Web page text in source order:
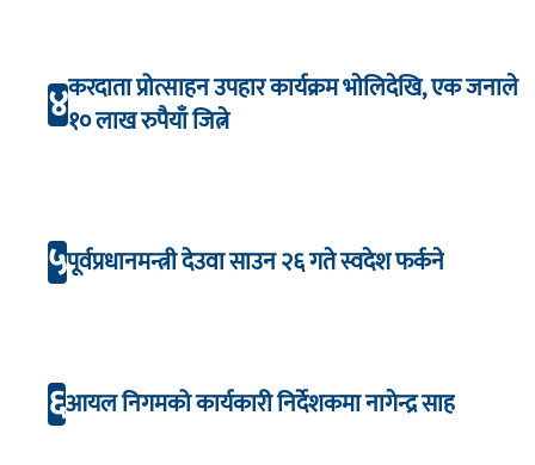
४करदाता प्रोत्साहन उपहार कार्यक्रम भाेलिदेखि, एक जनाले
१० लाख रुपैयाँ जित्ने
५पूर्वप्रधानमन्त्री देउवा साउन २६ गते स्वदेश फर्कने
६आयल निगमको कार्यकारी निर्देशकमा नागेन्द्र साह